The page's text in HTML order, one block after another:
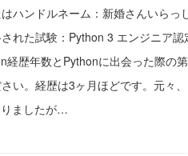
ハンドルネーム：新婚さんいらっ
れた試験：Python 3 エンジニア認
経歴年数とPythonに出会った際の第
い。経歴は3ヶ月ほどです。元々、
ましたが…